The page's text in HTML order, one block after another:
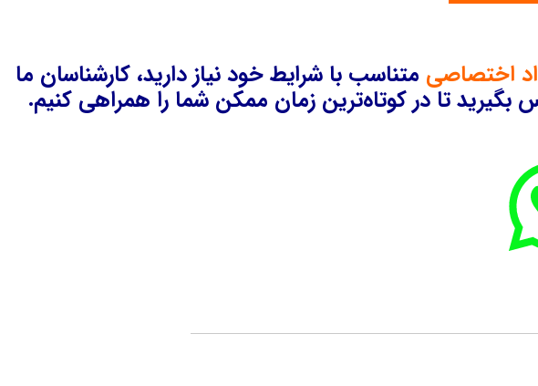
اختصاصی متناسب با شرایط خود نیاز دارید، کارشناسان ما
تا در کوتاه‌ترین زمان ممکن شما را همراهی کنیم.